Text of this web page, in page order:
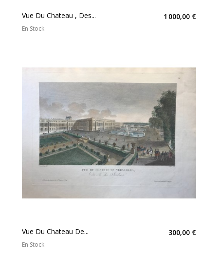
Vue Du Chateau , Des... 1 000,00 €
En Stock
Vue Du Chateau De... 300,00 €
En Stock